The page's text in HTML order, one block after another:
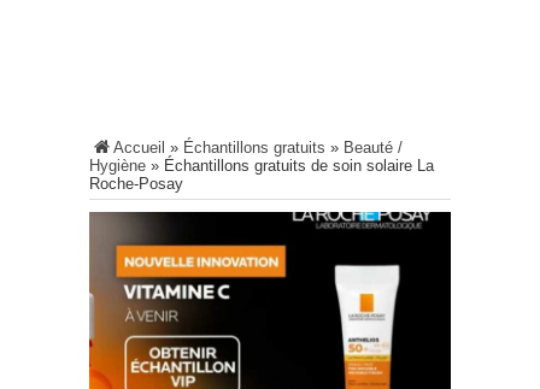
Accueil » Échantillons gratuits » Beauté /
Hygiène » Échantillons gratuits de soin solaire La
Roche-Posay